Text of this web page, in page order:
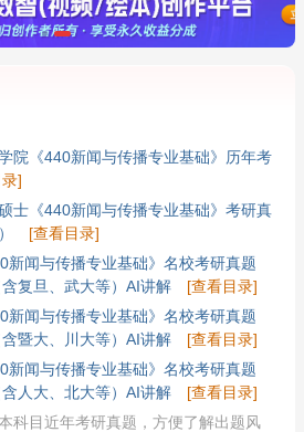
院《440新闻与传播专业基础》历年考
]
士《440新闻与传播专业基础》考研真
[查看目录]
新闻与传播专业基础》名校考研真题
含复旦、武大等）AI讲解
[查看目录]
新闻与传播专业基础》名校考研真题
含暨大、川大等）AI讲解
[查看目录]
新闻与传播专业基础》名校考研真题
含人大、北大等）AI讲解
[查看目录]
科目近年考研真题，方便了解出题风